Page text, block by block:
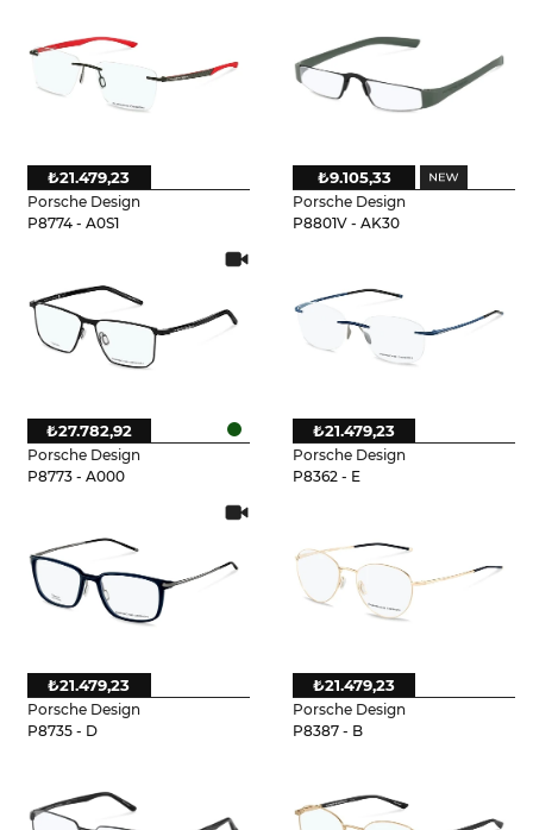
Porsche Design
P8774 - A0S1
₺21.479,23
Porsche Design
P8801V - AK30
₺9.105,33
Porsche Design
P8773 - A000
₺27.782,92
Porsche Design
P8362 - E
₺21.479,23
Porsche Design
P8735 - D
₺21.479,23
Porsche Design
P8387 - B
₺21.479,23